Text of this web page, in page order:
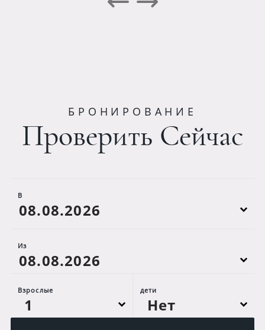
БРОНИРОВАНИЕ
Проверить Сейчас
В
Из
Взрослые дети